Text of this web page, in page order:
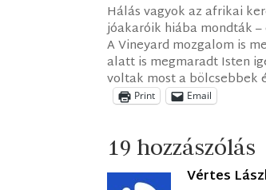
Hálás vagyok az afrikai
jóakaróik hiába mondták
A Vineyard mozgalom is
alatt is megmaradt Isten
voltak most a bölcsebbek
Print Email
19 hozzászólás
Vértes